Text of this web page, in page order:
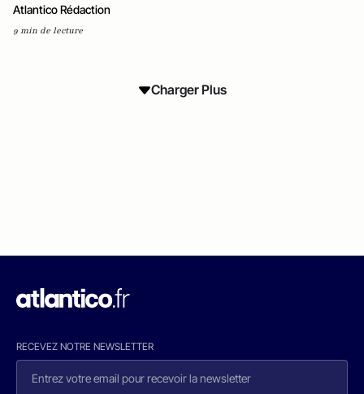
Atlantico Rédaction
9 min de lecture
Charger Plus
RECEVEZ NOTRE NEWSLETTER